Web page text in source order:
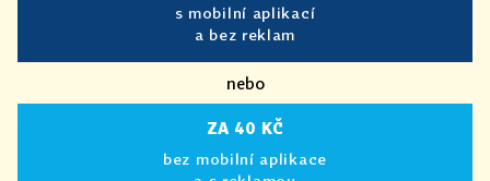
s mobilní aplikací
a bez reklam
nebo
ZA 40 KČ
bez mobilní aplikace